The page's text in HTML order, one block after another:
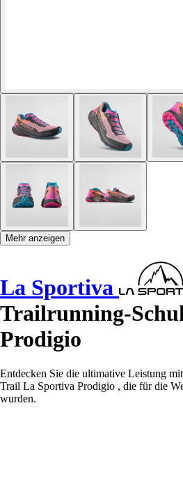
Mehr anzeigen
La Sportiva
Trailrunning-
Prodigio
Entdecken Sie die ultimative Leistung
Trail La Sportiva Prodigio , die für die
wurden.